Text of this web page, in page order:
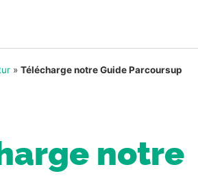
» Télécharge notre Guide Parcoursup
notre